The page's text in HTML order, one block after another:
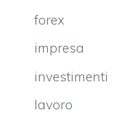
forex
impresa
investimenti
lavoro